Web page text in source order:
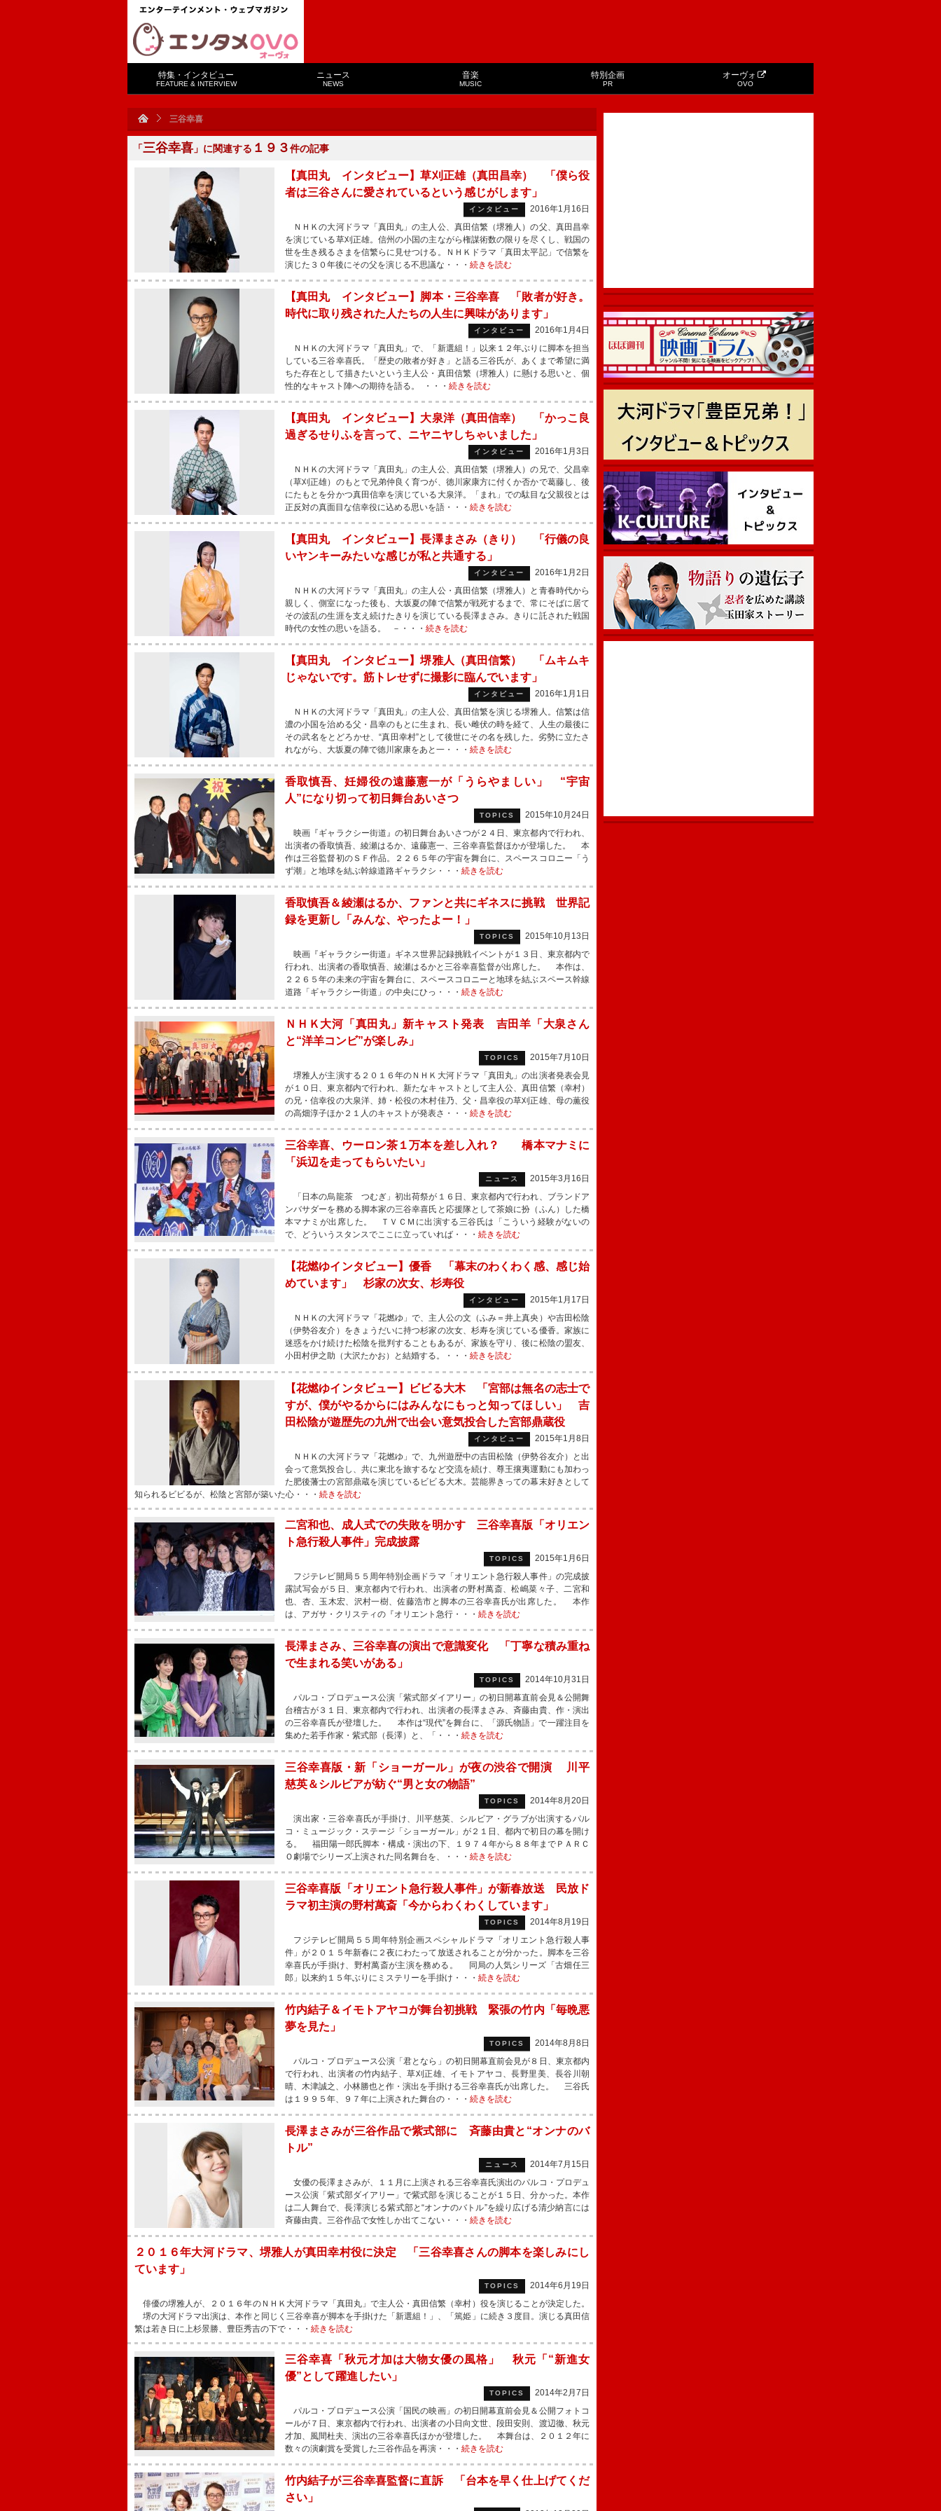
特集・インタビュー
FEATURE & INTERVIEW
ニュース
NEWS
音楽
MUSIC
特別企画
PR
オーヴォ
OVO
三谷幸喜
「三谷幸喜 」に関連する １９３件の記事
【真田丸 インタビュー】草刈正雄（真田昌幸） 「僕ら役
者は三谷さんに愛されているという感じがします」
インタビュー
2016年1月16日
ＮＨＫの大河ドラマ「真田丸」の主人公、真田信繁（堺雅人）の父、真田昌幸
を演じている草刈正雄。信州の小国の主ながら権謀術数の限りを尽くし、戦国の
世を生き残るさまを信繁らに見せつける。ＮＨＫドラマ「真田太平記」で信繁を
演じた３０年後にその父を演じる不思議な・・・ 続きを読む
【真田丸 インタビュー】脚本・三谷幸喜 「敗者が好き。
時代に取り残された人たちの人生に興味があります」
インタビュー
2016年1月4日
ＮＨＫの大河ドラマ「真田丸」で、「新選組！」以来１２年ぶりに脚本を担当
している三谷幸喜氏。「歴史の敗者が好き」と語る三谷氏が、あくまで希望に満
ちた存在として描きたいという主人公・真田信繁（堺雅人）に懸ける思いと、個
性的なキャスト陣への期待を語る。 ・・・ 続きを読む
【真田丸 インタビュー】大泉洋（真田信幸） 「かっこ良
過ぎるせりふを言って、ニヤニヤしちゃいました」
インタビュー
2016年1月3日
ＮＨＫの大河ドラマ「真田丸」の主人公、真田信繁（堺雅人）の兄で、父昌幸
（草刈正雄）のもとで兄弟仲良く育つが、徳川家康方に付くか否かで葛藤し、後
にたもとを分かつ真田信幸を演じている大泉洋。「まれ」での駄目な父親役とは
正反対の真面目な信幸役に込める思いを語・・・ 続きを読む
【真田丸 インタビュー】長澤まさみ（きり） 「行儀の良
いヤンキーみたいな感じが私と共通する」
インタビュー
2016年1月2日
ＮＨＫの大河ドラマ「真田丸」の主人公・真田信繁（堺雅人）と青春時代から
親しく、側室になった後も、大坂夏の陣で信繁が戦死するまで、常にそばに居て
その波乱の生涯を支え続けたきりを演じている長澤まさみ。きりに託された戦国
時代の女性の思いを語る。 －・・・ 続きを読む
【真田丸 インタビュー】堺雅人（真田信繁） 「ムキムキ
じゃないです。筋トレせずに撮影に臨んでいます」
インタビュー
2016年1月1日
ＮＨＫの大河ドラマ「真田丸」の主人公、真田信繁を演じる堺雅人。信繁は信
濃の小国を治める父・昌幸のもとに生まれ、長い雌伏の時を経て、人生の最後に
その武名をとどろかせ、“真田幸村”として後世にその名を残した。劣勢に立たさ
れながら、大坂夏の陣で徳川家康をあと一・・・ 続きを読む
香取慎吾、妊婦役の遠藤憲一が「うらやましい」 “宇宙
人”になり切って初日舞台あいさつ
TOPICS
2015年10月24日
映画『ギャラクシー街道』の初日舞台あいさつが２４日、東京都内で行われ、
出演者の香取慎吾、綾瀬はるか、遠藤憲一、三谷幸喜監督ほかが登場した。 本
作は三谷監督初のＳＦ作品。２２６５年の宇宙を舞台に、スペースコロニー「う
ず潮」と地球を結ぶ幹線道路ギャラクシ・・・ 続きを読む
香取慎吾＆綾瀬はるか、ファンと共にギネスに挑戦 世界記
録を更新し「みんな、やったよー！」
TOPICS
2015年10月13日
映画『ギャラクシー街道』ギネス世界記録挑戦イベントが１３日、東京都内で
行われ、出演者の香取慎吾、綾瀬はるかと三谷幸喜監督が出席した。 本作は、
２２６５年の未来の宇宙を舞台に、スペースコロニーと地球を結ぶスペース幹線
道路「ギャラクシー街道」の中央にひっ・・・ 続きを読む
ＮＨＫ大河「真田丸」新キャスト発表 吉田羊「大泉さん
と“洋羊コンビ”が楽しみ」
TOPICS
2015年7月10日
堺雅人が主演する２０１６年のＮＨＫ大河ドラマ「真田丸」の出演者発表会見
が１０日、東京都内で行われ、新たなキャストとして主人公、真田信繁（幸村）
の兄・信幸役の大泉洋、姉・松役の木村佳乃、父・昌幸役の草刈正雄、母の薫役
の高畑淳子ほか２１人のキャストが発表さ・・・ 続きを読む
三谷幸喜、ウーロン茶１万本を差し入れ？ 橋本マナミに
「浜辺を走ってもらいたい」
ニュース
2015年3月16日
「日本の烏龍茶 つむぎ」初出荷祭が１６日、東京都内で行われ、ブランドア
ンバサダーを務める脚本家の三谷幸喜氏と応援隊として茶娘に扮（ふん）した橋
本マナミが出席した。 ＴＶＣＭに出演する三谷氏は「こういう経験がないの
で、どういうスタンスでここに立っていれば・・・ 続きを読む
【花燃ゆインタビュー】優香 「幕末のわくわく感、感じ始
めています」 杉家の次女、杉寿役
インタビュー
2015年1月17日
ＮＨＫの大河ドラマ「花燃ゆ」で、主人公の文（ふみ＝井上真央）や吉田松陰
（伊勢谷友介）をきょうだいに持つ杉家の次女、杉寿を演じている優香。家族に
迷惑をかけ続けた松陰を批判することもあるが、家族を守り、後に松陰の盟友、
小田村伊之助（大沢たかお）と結婚する。・・・ 続きを読む
【花燃ゆインタビュー】ビビる大木 「宮部は無名の志士で
すが、僕がやるからにはみんなにもっと知ってほしい」 吉
田松陰が遊歴先の九州で出会い意気投合した宮部鼎蔵役
インタビュー
2015年1月8日
ＮＨＫの大河ドラマ「花燃ゆ」で、九州遊歴中の吉田松陰（伊勢谷友介）と出
会って意気投合し、共に東北を旅するなど交流を続け、尊王攘夷運動にも加わっ
た肥後藩士の宮部鼎蔵を演じているビビる大木。芸能界きっての幕末好きとして
知られるビビるが、松陰と宮部が築いた心・・・ 続きを読む
二宮和也、成人式での失敗を明かす 三谷幸喜版「オリエン
ト急行殺人事件」完成披露
TOPICS
2015年1月6日
フジテレビ開局５５周年特別企画ドラマ「オリエント急行殺人事件」の完成披
露試写会が５日、東京都内で行われ、出演者の野村萬斎、松嶋菜々子、二宮和
也、杏、玉木宏、沢村一樹、佐藤浩市と脚本の三谷幸喜氏が出席した。 本作
は、アガサ・クリスティの『オリエント急行・・・ 続きを読む
長澤まさみ、三谷幸喜の演出で意識変化 「丁寧な積み重ね
で生まれる笑いがある」
TOPICS
2014年10月31日
パルコ・プロデュース公演「紫式部ダイアリー」の初日開幕直前会見＆公開舞
台稽古が３１日、東京都内で行われ、出演者の長澤まさみ、斉藤由貴、作・演出
の三谷幸喜氏が登壇した。 本作は“現代”を舞台に、「源氏物語」で一躍注目を
集めた若手作家・紫式部（長澤）と、「・・・ 続きを読む
三谷幸喜版・新「ショーガール」が夜の渋谷で開演 川平
慈英＆シルビアが紡ぐ“男と女の物語”
TOPICS
2014年8月20日
演出家・三谷幸喜氏が手掛け、川平慈英、シルビア・グラブが出演するパル
コ・ミュージック・ステージ「ショーガール」が２１日、都内で初日の幕を開け
る。 福田陽一郎氏脚本・構成・演出の下、１９７４年から８８年までＰＡＲＣ
Ｏ劇場でシリーズ上演された同名舞台を、・・・ 続きを読む
三谷幸喜版「オリエント急行殺人事件」が新春放送 民放ド
ラマ初主演の野村萬斎「今からわくわくしています」
TOPICS
2014年8月19日
フジテレビ開局５５周年特別企画スペシャルドラマ「オリエント急行殺人事
件」が２０１５年新春に２夜にわたって放送されることが分かった。脚本を三谷
幸喜氏が手掛け、野村萬斎が主演を務める。 同局の人気シリーズ「古畑任三
郎」以来約１５年ぶりにミステリーを手掛け・・・ 続きを読む
竹内結子＆イモトアヤコが舞台初挑戦 緊張の竹内「毎晩悪
夢を見た」
TOPICS
2014年8月8日
パルコ・プロデュース公演「君となら」の初日開幕直前会見が８日、東京都内
で行われ、出演者の竹内結子、草刈正雄、イモトアヤコ、長野里美、長谷川朝
晴、木津誠之、小林勝也と作・演出を手掛ける三谷幸喜氏が出席した。 三谷氏
は１９９５年、９７年に上演された舞台の・・・ 続きを読む
長澤まさみが三谷作品で紫式部に 斉藤由貴と“オンナのバ
トル”
ニュース
2014年7月15日
女優の長澤まさみが、１１月に上演される三谷幸喜氏演出のパルコ・プロデュ
ース公演「紫式部ダイアリー」で紫式部を演じることが１５日、分かった。本作
は二人舞台で、長澤演じる紫式部と“オンナのバトル”を繰り広げる清少納言には
斉藤由貴。三谷作品で女性しか出てこない・・・ 続きを読む
２０１６年大河ドラマ、堺雅人が真田幸村役に決定 「三谷幸喜さんの脚本を楽しみにし
ています」
TOPICS
2014年6月19日
俳優の堺雅人が、２０１６年のＮＨＫ大河ドラマ「真田丸」で主人公・真田信繁（幸村）役を演じることが決定した。
堺の大河ドラマ出演は、本作と同じく三谷幸喜が脚本を手掛けた「新選組！」、「篤姫」に続き３度目。演じる真田信
繁は若き日に上杉景勝、豊臣秀吉の下で・・・ 続きを読む
三谷幸喜「秋元才加は大物女優の風格」 秋元「“新進女
優”として躍進したい」
TOPICS
2014年2月7日
パルコ・プロデュース公演「国民の映画」の初日開幕直前会見＆公開フォトコ
ールが７日、東京都内で行われ、出演者の小日向文世、段田安則、渡辺徹、秋元
才加、風間杜夫、演出の三谷幸喜氏ほかが登壇した。 本舞台は、２０１２年に
数々の演劇賞を受賞した三谷作品を再演・・・ 続きを読む
竹内結子が三谷幸喜監督に直訴 「台本を早く仕上げてくだ
さい」